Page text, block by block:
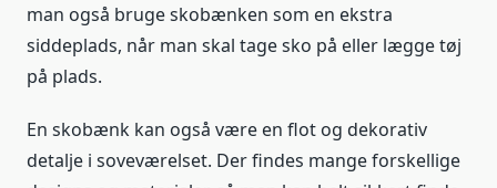
man også bruge skobænken som en ekstra
siddeplads, når man skal tage sko på eller lægge tøj
på plads.
En skobænk kan også være en flot og dekorativ
detalje i soveværelset. Der findes mange forskellige